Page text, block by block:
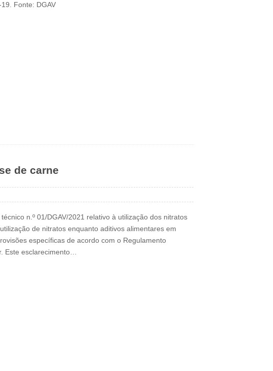
Fonte: DGAV
de carne
n.º 01/DGAV/2021 relativo à utilização dos nitratos
de nitratos enquanto aditivos alimentares em
específicas de acordo com o Regulamento
Este esclarecimento…